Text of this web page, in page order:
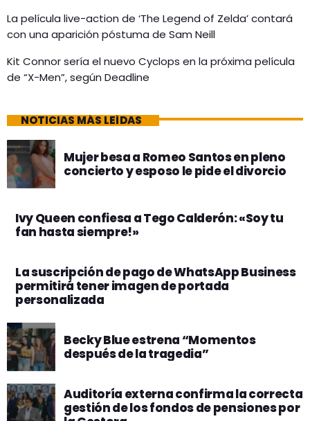
La película live-action de ‘The Legend of Zelda’ contará
con una aparición póstuma de Sam Neill
Kit Connor sería el nuevo Cyclops en la próxima película
de “X-Men”, según Deadline
NOTICIAS MÁS LEÍDAS
Mujer besa a Romeo Santos en pleno
concierto y esposo le pide el divorcio
Ivy Queen confiesa a Tego Calderón: «Soy tu
fan hasta siempre!»
La suscripción de pago de WhatsApp Business
permitirá tener imagen de portada
personalizada
Becky Blue estrena “Momentos
después de la tragedia”
Auditoría externa confirma la correcta
gestión de los fondos de pensiones por